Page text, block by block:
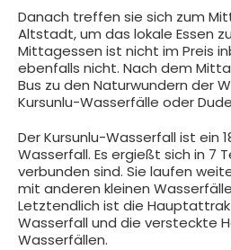
Danach treffen sie sich zum
Altstadt, um das lokale Essen
Mittagessen ist nicht im Preis
ebenfalls nicht. Nach dem
Bus zu den Naturwundern der
Kursunlu-Wasserfälle oder
Der Kursunlu-Wasserfall ist ein
Wasserfall. Es ergießt sich in 7
verbunden sind. Sie laufen
mit anderen kleinen
Letztendlich ist die
Wasserfall und die versteckte
Wasserfällen.